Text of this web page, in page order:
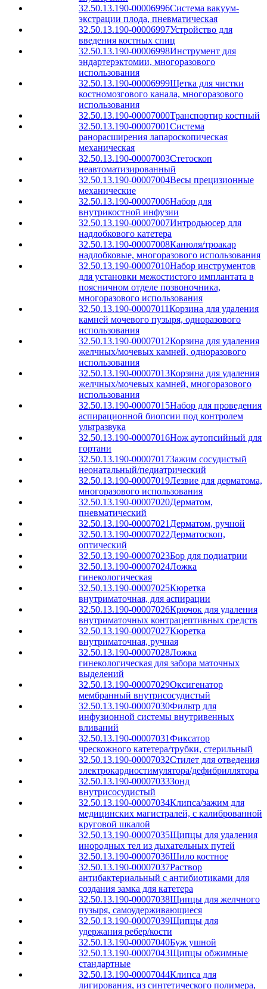
32.50.13.190-00006996Система вакуум-
экстрации плода, пневматическая
32.50.13.190-00006997Устройство для
введения костных спиц
32.50.13.190-00006998Инструмент для
эндартерэктомии, многоразового
использования
32.50.13.190-00006999Щетка для чистки
костномозгового канала, многоразового
использования
32.50.13.190-00007000Транспортир костный
32.50.13.190-00007001Система
ранорасширения лапароскопическая
механическая
32.50.13.190-00007003Стетоскоп
неавтоматизированный
32.50.13.190-00007004Весы прецизионные
механические
32.50.13.190-00007006Набор для
внутрикостной инфузии
32.50.13.190-00007007Интродьюсер для
надлобкового катетера
32.50.13.190-00007008Канюля/троакар
надлобковые, многоразового использования
32.50.13.190-00007010Набор инструментов
для установки межостистого имплантата в
поясничном отделе позвоночника,
многоразового использования
32.50.13.190-00007011Корзина для удаления
камней мочевого пузыря, одноразового
использования
32.50.13.190-00007012Корзина для удаления
желчных/мочевых камней, одноразового
использования
32.50.13.190-00007013Корзина для удаления
желчных/мочевых камней, многоразового
использования
32.50.13.190-00007015Набор для проведения
аспирационной биопсии под контролем
ультразвука
32.50.13.190-00007016Нож аутопсийный для
гортани
32.50.13.190-00007017Зажим сосудистый
неонатальный/педиатрический
32.50.13.190-00007019Лезвие для дерматома,
многоразового использования
32.50.13.190-00007020Дерматом,
пневматический
32.50.13.190-00007021 Дерматом, ручной
32.50.13.190-00007022Дерматоскоп,
оптический
32.50.13.190-00007023Бор для подиатрии
32.50.13.190-00007024Ложка
гинекологическая
32.50.13.190-00007025Кюретка
внутриматочная, для аспирации
32.50.13.190-00007026Крючок для удаления
внутриматочных контрацептивных средств
32.50.13.190-00007027Кюретка
внутриматочная, ручная
32.50.13.190-00007028Ложка
гинекологическая для забора маточных
выделений
32.50.13.190-00007029Оксигенатор
мембранный внутрисосудистый
32.50.13.190-00007030Фильтр для
инфузионной системы внутривенных
вливаний
32.50.13.190-00007031Фиксатор
чрескожного катетера/трубки, стерильный
32.50.13.190-00007032Стилет для отведения
электрокардиостимулятора/дефибриллятора
32.50.13.190-00007033Зонд
внутрисосудистый
32.50.13.190-00007034Клипса/зажим для
медицинских магистралей, с калиброванной
круговой шкалой
32.50.13.190-00007035Щипцы для удаления
инородных тел из дыхательных путей
32.50.13.190-00007036Шило костное
32.50.13.190-00007037Раствор
антибактериальный с антибиотиками для
создания замка для катетера
32.50.13.190-00007038Щипцы для желчного
пузыря, самоудерживающиеся
32.50.13.190-00007039Щипцы для
удержания ребер/кости
32.50.13.190-00007040Буж ушной
32.50.13.190-00007043Щипцы обжимные
стандартные
32.50.13.190-00007044Клипса для
лигирования, из синтетического полимера,